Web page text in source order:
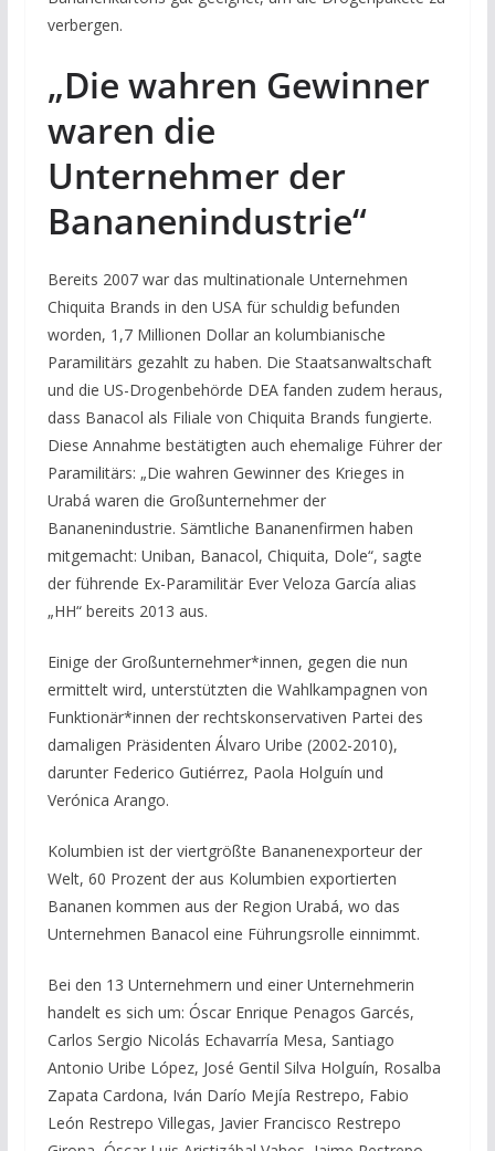
verbergen.
„Die wahren Gewinner
waren die
Unternehmer der
Bananenindustrie“
Bereits 2007 war das multinationale Unternehmen
Chiquita Brands in den USA für schuldig befunden
worden, 1,7 Millionen Dollar an kolumbianische
Paramilitärs gezahlt zu haben. Die Staatsanwaltschaft
und die US-Drogenbehörde DEA fanden zudem heraus,
dass Banacol als Filiale von Chiquita Brands fungierte.
Diese Annahme bestätigten auch ehemalige Führer der
Paramilitärs: „Die wahren Gewinner des Krieges in
Urabá waren die Großunternehmer der
Bananenindustrie. Sämtliche Bananenfirmen haben
mitgemacht: Uniban, Banacol, Chiquita, Dole“, sagte
der führende Ex-Paramilitär Ever Veloza García alias
„HH“ bereits 2013 aus.
Einige der Großunternehmer*innen, gegen die nun
ermittelt wird, unterstützten die Wahlkampagnen von
Funktionär*innen der rechtskonservativen Partei des
damaligen Präsidenten Álvaro Uribe (2002-2010),
darunter Federico Gutiérrez, Paola Holguín und
Verónica Arango.
Kolumbien ist der viertgrößte Bananenexporteur der
Welt, 60 Prozent der aus Kolumbien exportierten
Bananen kommen aus der Region Urabá, wo das
Unternehmen Banacol eine Führungsrolle einnimmt.
Bei den 13 Unternehmern und einer Unternehmerin
handelt es sich um: Óscar Enrique Penagos Garcés,
Carlos Sergio Nicolás Echavarría Mesa, Santiago
Antonio Uribe López, José Gentil Silva Holguín, Rosalba
Zapata Cardona, Iván Darío Mejía Restrepo, Fabio
León Restrepo Villegas, Javier Francisco Restrepo